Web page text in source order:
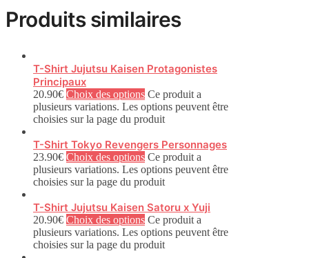
Produits similaires
T-Shirt Jujutsu Kaisen Protagonistes
Principaux
20.90€ Choix des options Ce produit a
plusieurs variations. Les options peuvent être
choisies sur la page du produit
T-Shirt Tokyo Revengers Personnages
23.90€ Choix des options Ce produit a
plusieurs variations. Les options peuvent être
choisies sur la page du produit
T-Shirt Jujutsu Kaisen Satoru x Yuji
20.90€ Choix des options Ce produit a
plusieurs variations. Les options peuvent être
choisies sur la page du produit